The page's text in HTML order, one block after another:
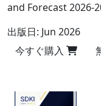
and Forecast 2026-
出版日: Jun 2026
今すぐ購入